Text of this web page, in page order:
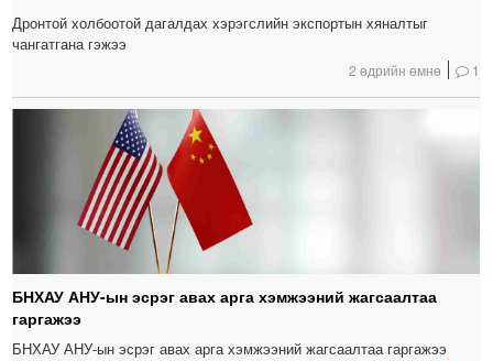
Дронтой холбоотой дагалдах хэрэгслийн экспортын хяналтыг
чангатгана гэжээ
2 өдрийн өмнө 1
БНХАУ АНУ-ын эсрэг авах арга хэмжээний жагсаалтаа
гаргажээ
БНХАУ АНУ-ын эсрэг авах арга хэмжээний жагсаалтаа гаргажээ